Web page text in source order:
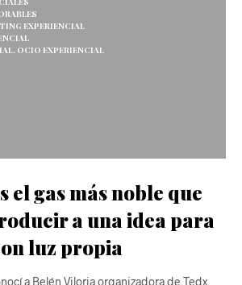
EXPERIENCIAL
OCIO EXPERIENCIAL
el gas más noble que
a una idea para
luz propia
a Belén Viloria organizadora de Tedx